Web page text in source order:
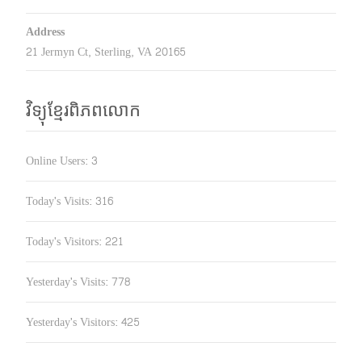
Address
21 Jermyn Ct, Sterling, VA 20165
វិទ្យុខ្មែរពិភពលោក
Online Users: 3
Today's Visits: 316
Today's Visitors: 221
Yesterday's Visits: 778
Yesterday's Visitors: 425